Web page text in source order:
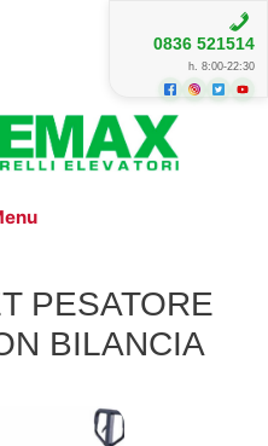
0836 521514
h. 8:00-22:30
PESATORE
BILANCIA